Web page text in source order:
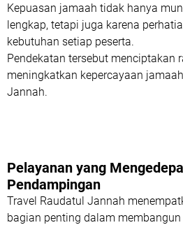
Kepuasan jamaah tidak hanya
lengkap, tetapi juga karena
kebutuhan setiap peserta.
Pendekatan tersebut menciptakan
meningkatkan kepercayaan
Jannah.
Pelayanan yang
Pendampingan
Travel Raudatul Jannah
bagian penting dalam